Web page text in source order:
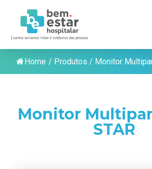
Home / Produtos / Monitor
Monitor
STAR